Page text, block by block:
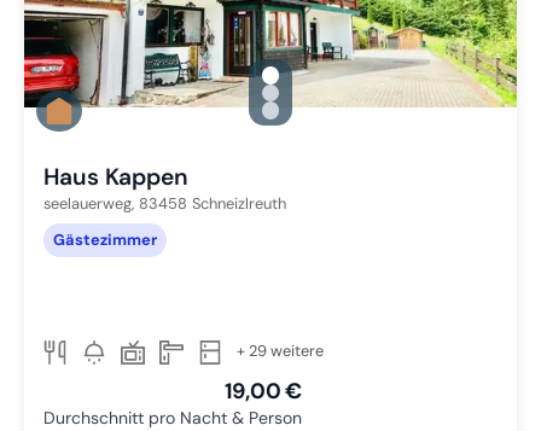
gallery.slide_selector
Zu Slide 1 wechseln
Zu Slide 2 wechseln
Zu Slide 3 wechseln
Haus Kappen
seelauerweg, 83458 Schneizlreuth
Gästezimmer
+ 29 weitere
19,00 €
Durchschnitt pro Nacht & Person